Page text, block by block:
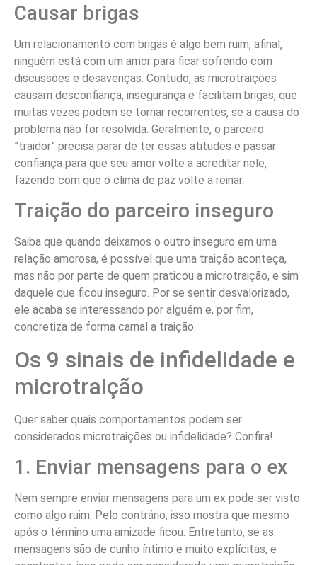
Causar brigas
Um relacionamento com brigas é algo bem ruim, afinal,
ninguém está com um amor para ficar sofrendo com
discussões e desavenças. Contudo, as microtraições
causam desconfiança, insegurança e facilitam brigas, que
muitas vezes podem se tornar recorrentes, se a causa do
problema não for resolvida. Geralmente, o parceiro
”traidor” precisa parar de ter essas atitudes e passar
confiança para que seu amor volte a acreditar nele,
fazendo com que o clima de paz volte a reinar.
Traição do parceiro inseguro
Saiba que quando deixamos o outro inseguro em uma
relação amorosa, é possível que uma traição aconteça,
mas não por parte de quem praticou a microtraição, e sim
daquele que ficou inseguro. Por se sentir desvalorizado,
ele acaba se interessando por alguém e, por fim,
concretiza de forma carnal a traição.
Os 9 sinais de infidelidade e
microtraição
Quer saber quais comportamentos podem ser
considerados microtraições ou infidelidade? Confira!
1. Enviar mensagens para o ex
Nem sempre enviar mensagens para um ex pode ser visto
como algo ruim. Pelo contrário, isso mostra que mesmo
após o término uma amizade ficou. Entretanto, se as
mensagens são de cunho íntimo e muito explícitas, e